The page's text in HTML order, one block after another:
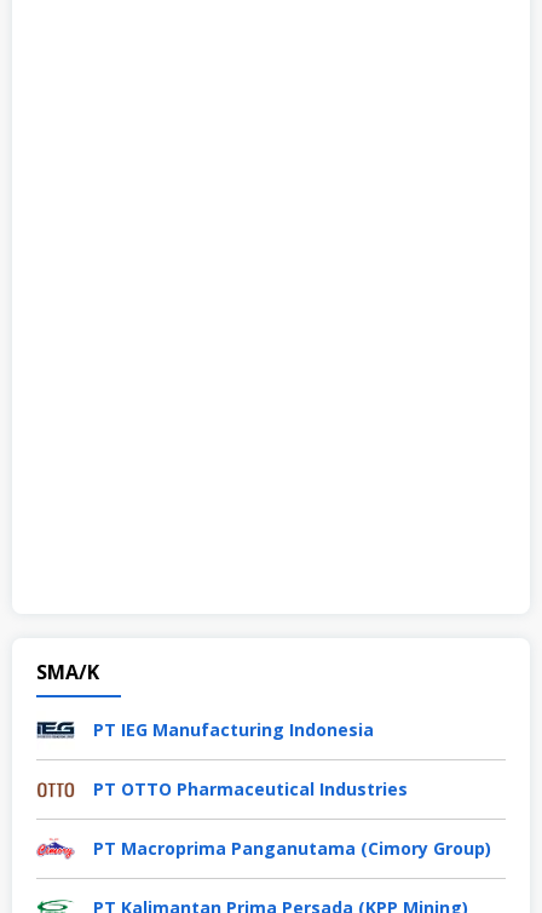
SMA/K
PT IEG Manufacturing Indonesia
PT OTTO Pharmaceutical Industries
PT Macroprima Panganutama (Cimory Group)
PT Kalimantan Prima Persada (KPP Mining)